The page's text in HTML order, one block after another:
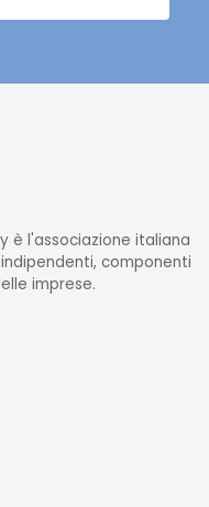
è l'associazione italiana
componenti
imprese.